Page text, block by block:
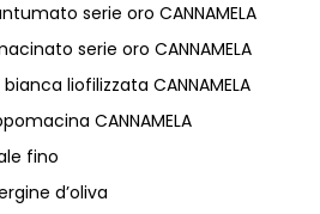
serie oro CANNAMELA
serie oro CANNAMELA
liofilizzata CANNAMELA
CANNAMELA
fino
d’oliva